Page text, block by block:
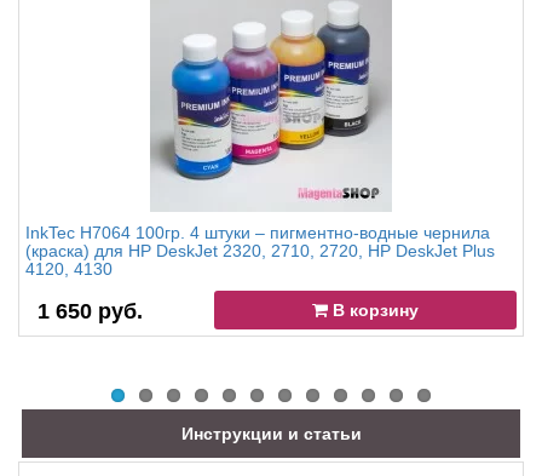
InkTec H7064 100гр. 4 штуки – пигментно-водные чернила
(краска) для HP DeskJet 2320, 2710, 2720, HP DeskJet Plus
4120, 4130
1 650 руб. В корзину
Инструкции и статьи